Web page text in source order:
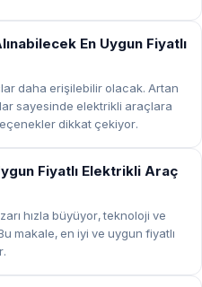
En Uygun Fiyatlı
daha erişilebilir olacak. Artan
sayesinde elektrikli araçlara
dikkat çekiyor.
Fiyatlı Elektrikli Araç
hızla büyüyor, teknoloji ve
makale, en iyi ve uygun fiyatlı